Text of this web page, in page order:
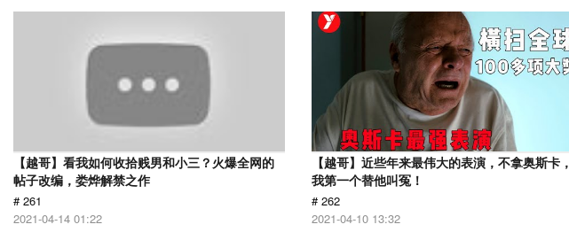
【越哥】看我如何收拾贱男和小三？火爆全网的
帖子改编，娄烨解禁之作
# 261
2021-04-14 01:22
【越哥】近些年来最伟大的表演，不拿奥斯卡，
我第一个替他叫冤！
# 262
2021-04-10 13:32